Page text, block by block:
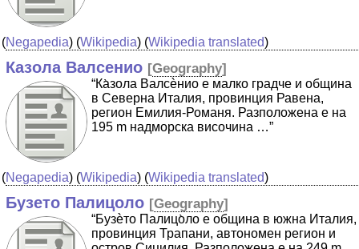
(Negapedia) (Wikipedia) (Wikipedia translated)
Казола Валсенио [Geography]
“Ка̀зола Валсѐнио е малко градче и община
в Северна Италия, провинция Равена,
регион Емилия-Романя. Разположена е на
195 m надморска височина …”
(Negapedia) (Wikipedia) (Wikipedia translated)
Бузето Палицоло [Geography]
“Бузѐто Палицо̀ло е община в южна Италия,
провинция Трапани, автономен регион и